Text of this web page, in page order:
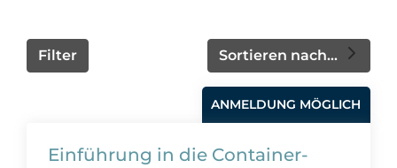
Sortieren nach...
Filter
ANMELDUNG MÖGLICH
Einführung in die Container-